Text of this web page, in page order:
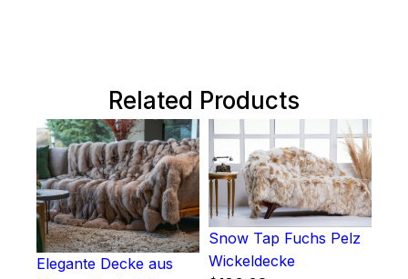
Related Products
Elegante Decke aus
Snow Tap Fuchs Pelz
Wickeldecke